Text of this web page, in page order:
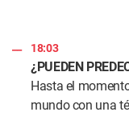
18:03
¿PUEDEN
Hasta el
mundo con una